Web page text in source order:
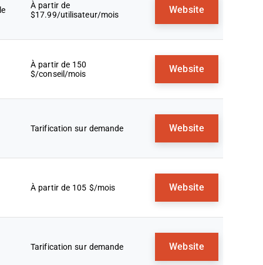
À partir de
$17.99/utilisateur/mois
Website
À partir de 150
$/conseil/mois
Website
Tarification sur demande Website
À partir de 105 $/mois Website
Tarification sur demande Website